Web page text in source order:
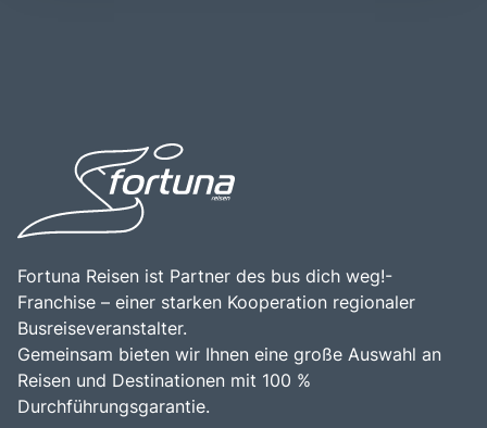
kulturellem Erbe und der atemberaubenden Landschaft
macht das Kloster Rila zu einem unvergesslichen Ziel für
Reisende.
Fortuna Reisen ist Partner des bus dich weg!-
Franchise – einer starken Kooperation regionaler
Busreiseveranstalter.
Gemeinsam bieten wir Ihnen eine große Auswahl an
Reisen und Destinationen mit 100 %
Durchführungsgarantie.